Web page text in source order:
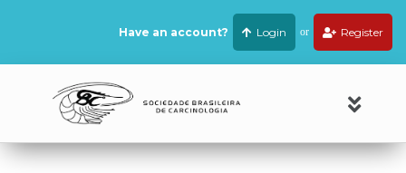
Have an account? Login or Register